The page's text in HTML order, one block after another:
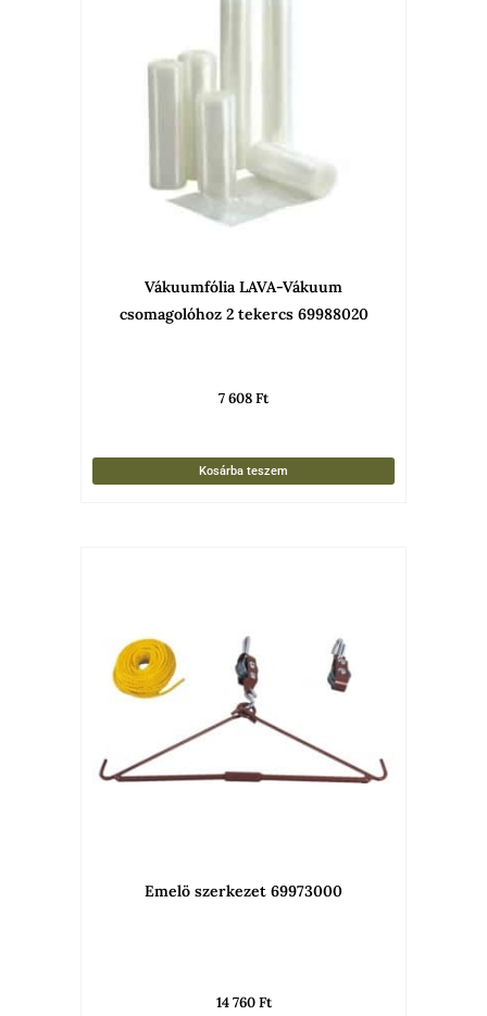
Vákuumfólia LAVA-Vákuum
csomagolóhoz 2 tekercs 69988020
7 608Ft
Kosárba teszem
Emelö szerkezet 69973000
14 760Ft